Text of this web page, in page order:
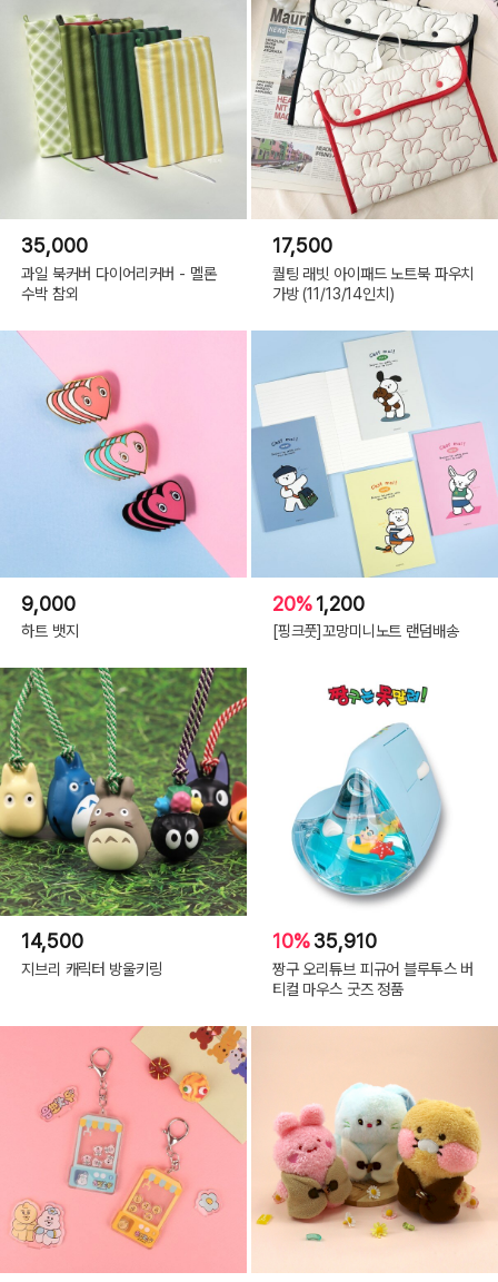
35,000
과일 북커버 다이어리커버 - 멜론
수박 참외
17,500
퀄팅 래빗 아이패드 노트북 파우치
가방 (11/13/14인치)
9,000
하트 뱃지
20%1,200
[핑크풋]꼬망미니노트 랜덤배송
14,500
지브리 캐릭터 방울키링
10%35,910
짱구 오리튜브 피규어 블루투스 버
티컬 마우스 굿즈 정품